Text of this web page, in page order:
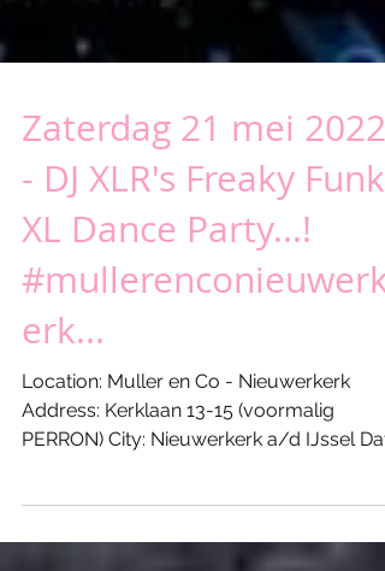
Zaterdag 21 mei 2022
- DJ XLR's Freaky Funky
XL Dance Party...!
#mullerenconieuwerk
erk...
Location: Muller en Co - Nieuwerkerk